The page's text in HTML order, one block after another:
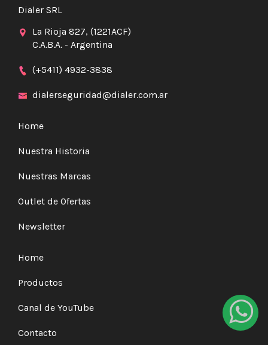
Dialer SRL
La Rioja 827, (1221ACF)
C.A.B.A. - Argentina
(+5411) 4932-3838
dialerseguridad@dialer.com.ar
Home
Nuestra Historia
Nuestras Marcas
Outlet de Ofertas
Newsletter
Home
Productos
Canal de YouTube
Contacto